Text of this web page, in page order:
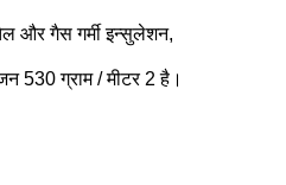
और गैस गर्मी इन्सुलेशन,
530 ग्राम / मीटर 2 है।